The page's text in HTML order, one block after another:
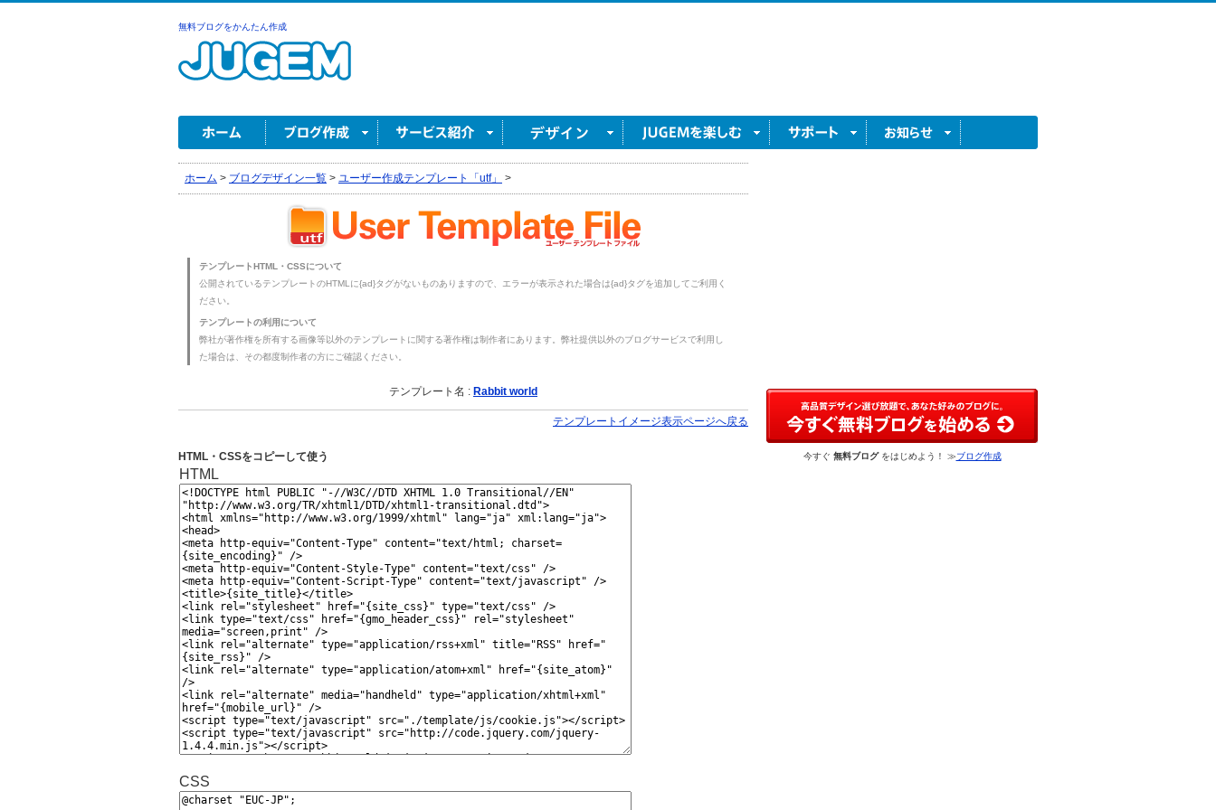
無料ブログをかんたん作成
ホーム > ブログデザイン一覧 > ユーザー作成テンプレート「utf」 >
テンプレートHTML・CSSについて
公開されているテンプレートのHTMLに{ad}タグがないものありますので、エラーが表示された場合は{ad}タグを追加してご利用く
ださい。
テンプレートの利用について
弊社が著作権を所有する画像等以外のテンプレートに関する著作権は制作者にあります。弊社提供以外のブログサービスで利用し
た場合は、その都度制作者の方にご確認ください。
テンプレート名 : Rabbit world
テンプレートイメージ表示ページへ戻る
HTML・CSSをコピーして使う
HTML
CSS
今すぐ 無料ブログをはじめよう！ ≫ブログ作成